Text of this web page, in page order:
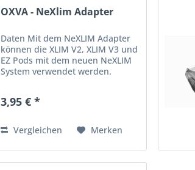
OXVA - NeXlim Adapter
Daten Mit dem NeXLIM Adapter
können die XLIM V2, XLIM V3 und
EZ Pods mit dem neuen NeXLIM
System verwendet werden.
Adapter
3,95 € *
Vergleichen Merken